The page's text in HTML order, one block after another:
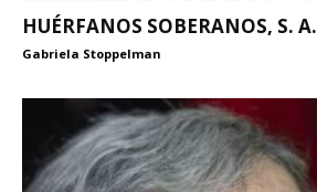
HUÉRFANOS SOBERANOS, S. A.
Gabriela Stoppelman